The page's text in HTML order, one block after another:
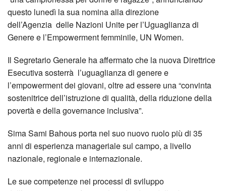
questo lunedì la sua nomina alla direzione
dell’Agenzia delle Nazioni Unite per l’Uguaglianza di
Genere e l’Empowerment femminile, UN Women.
Il Segretario Generale ha affermato che la nuova Direttrice
Esecutiva sosterrà l’uguaglianza di genere e
l’empowerment dei giovani, oltre ad essere una “convinta
sostenitrice dell’istruzione di qualità, della riduzione della
povertà e della governance inclusiva”.
Sima Sami Bahous porta nel suo nuovo ruolo più di 35
anni di esperienza manageriale sul campo, a livello
nazionale, regionale e internazionale.
Le sue competenze nei processi di sviluppo